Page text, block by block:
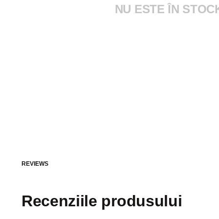
NU ESTE ÎN
REVIEWS
Recenziile produsului